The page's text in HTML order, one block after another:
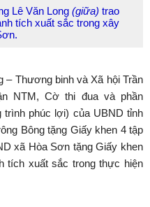
Lê Văn Long (giữa) trao
tích xuất sắc trong xây
– Thương binh và Xã hội Trần
NTM, Cờ thi đua và phần
phúc lợi) của UBND tỉnh
Bông tặng Giấy khen 4 tập
xã Hòa Sơn tặng Giấy khen
tích xuất sắc trong thực hiện